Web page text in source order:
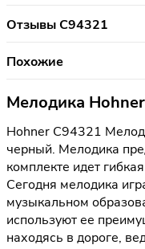
Отзывы C94321
Похожие
Мелодика
Hohner C94321
черный. Мелодика
комплекте идет
Сегодня мелодика
музыкальном
используют ее
находясь в дороге,